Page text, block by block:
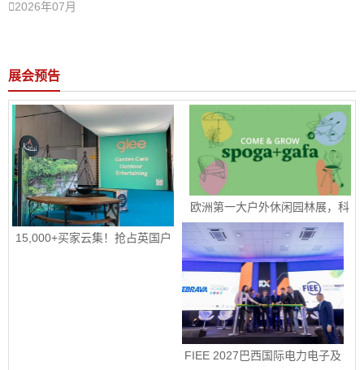
2026年07月
展会预告
15,000+买家云集！抢占英国户
欧洲第一大户外休闲园林展，科
隆国际园艺、户外休闲及烧烤用
品展 spoga+gafa 圆满收官 下届
定档2027年 6 月 15日至 6 月
17 日
FIEE 2027巴西国际电力电子及